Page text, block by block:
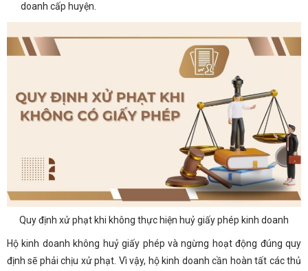
doanh cấp huyện.
Quy định xử phạt khi không thực hiện huỷ giấy phép kinh doanh
Hộ kinh doanh không huỷ giấy phép và ngừng hoạt động đúng quy
định sẽ phải chịu xử phạt. Vì vậy, hộ kinh doanh cần hoàn tất các thủ